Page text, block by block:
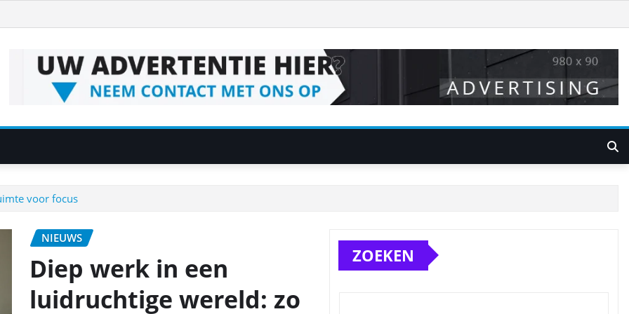
voor focus
NIEUWS
Diep werk in een
luidruchtige wereld: zo
ZOEKEN